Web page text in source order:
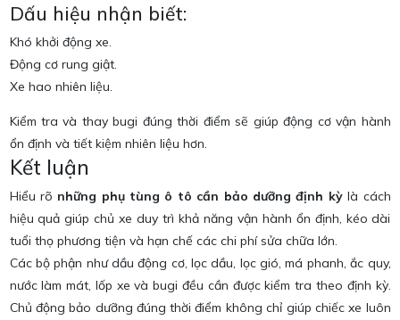
Dấu hiệu nhận biết:
Khó khởi động xe.
Động cơ rung giật.
Xe hao nhiên liệu.
Kiểm tra và thay bugi đúng thời điểm sẽ giúp động cơ vận hành
ổn định và tiết kiệm nhiên liệu hơn.
Kết luận
Hiểu rõ những phụ tùng ô tô cần bảo dưỡng định kỳlà cách
hiệu quả giúp chủ xe duy trì khả năng vận hành ổn định, kéo dài
tuổi thọ phương tiện và hạn chế các chi phí sửa chữa lớn.
Các bộ phận như dầu động cơ, lọc dầu, lọc gió, má phanh, ắc quy,
nước làm mát, lốp xe và bugi đều cần được kiểm tra theo định kỳ.
Chủ động bảo dưỡng đúng thời điểm không chỉ giúp chiếc xe luôn